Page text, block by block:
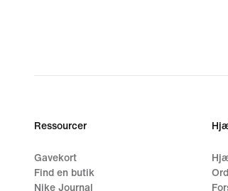
Ressourcer
Gavekort
Find en butik
Nike Journal